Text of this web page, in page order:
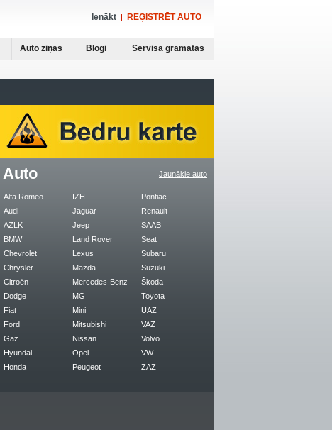
Ienākt REĢISTRĒT AUTO
Auto ziņas Blogi Servisa grāmatas
Jaunākie auto
Auto
Alfa Romeo
Audi
AZLK
BMW
Chevrolet
Chrysler
Citroën
Dodge
Fiat
Ford
Gaz
Hyundai
Honda
IZH
Jaguar
Jeep
Land Rover
Lexus
Mazda
Mercedes-Benz
MG
Mini
Mitsubishi
Nissan
Opel
Peugeot
Pontiac
Renault
SAAB
Seat
Subaru
Suzuki
Škoda
Toyota
UAZ
VAZ
Volvo
VW
ZAZ